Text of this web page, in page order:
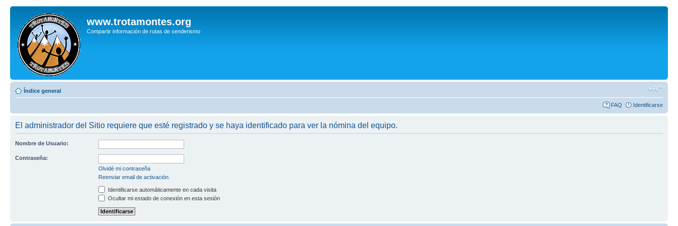
www.trotamontes.org
Compartir información de rutas de senderismo
Índice general
FAQ Identificarse
El administrador del Sitio requiere que esté registrado y se haya identificado para ver la nómina del equipo.
Nombre de Usuario:
Contraseña:
Olvidé mi contraseña
Reenviar email de activación
Identificarse automáticamente en cada visita
Ocultar mi estado de conexión en esta sesión